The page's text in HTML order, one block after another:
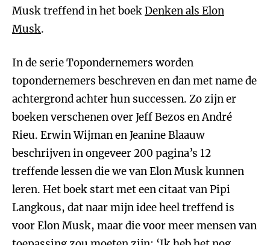
Musk treffend in het boekDenken als Elon
Musk.
In de serie Topondernemers worden
topondernemers beschreven en dan met name de
achtergrond achter hun successen. Zo zijn er
boeken verschenen over Jeff Bezos en André
Rieu. Erwin Wijman en Jeanine Blaauw
beschrijven in ongeveer 200 pagina’s 12
treffende lessen die we van Elon Musk kunnen
leren. Het boek start met een citaat van Pipi
Langkous, dat naar mijn idee heel treffend is
voor Elon Musk, maar die voor meer mensen van